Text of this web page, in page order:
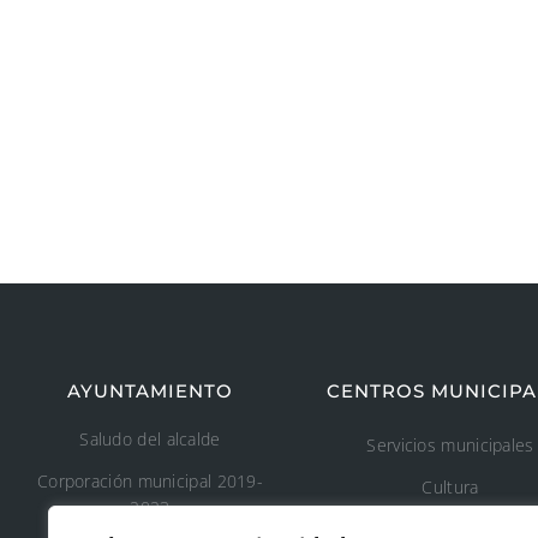
AYUNTAMIENTO
Saludo del alcalde
Corporación municipal 2019-
2023
CENTROS
Servicios municipales
Cultura